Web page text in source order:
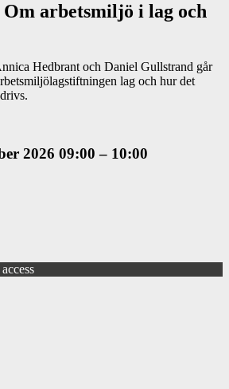
arbetsmiljö i lag och
Hedbrant och Daniel Gullstrand går
lag och hur det
2026 09:00 – 10:00